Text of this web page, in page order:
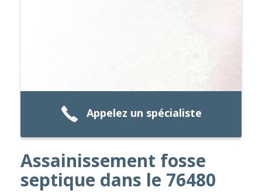
Appelez un spécialiste
Assainissement fosse
septique dans le 76480